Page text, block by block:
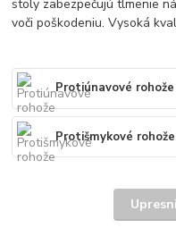
stoly zabezpečujú tlmenie
voči poškodeniu. Vysoká
Protiúnavové rohože
Protišmykové rohože